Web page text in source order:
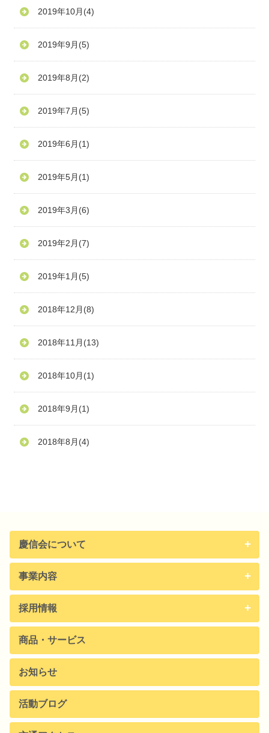
2019年10月 (4)
2019年9月 (5)
2019年8月 (2)
2019年7月 (5)
2019年6月 (1)
2019年5月 (1)
2019年3月 (6)
2019年2月 (7)
2019年1月 (5)
2018年12月 (8)
2018年11月 (13)
2018年10月 (1)
2018年9月 (1)
2018年8月 (4)
慶信会について
事業内容
採用情報
商品・サービス
お知らせ
活動ブログ